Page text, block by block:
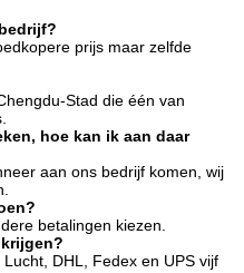
prijs maar zelfde
Stad die één van
hoe kan ik aan daar
aan ons bedrijf komen, wij
betalingen kiezen.
DHL, Fedex en UPS vijf